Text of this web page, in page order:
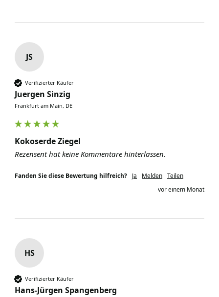
JS
Verifizierter Käufer
Juergen Sinzig
Frankfurt am Main, DE
Kokoserde Ziegel
Rezensent hat keine Kommentare hinterlassen.
Fanden Sie diese Bewertung hilfreich? Ja Melden Teilen
vor einem Monat
HS
Verifizierter Käufer
Hans-Jürgen Spangenberg